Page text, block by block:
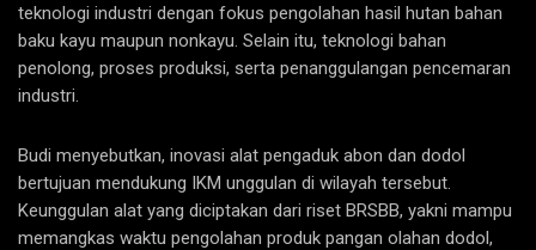
teknologi industri dengan fokus pengolahan hasil hutan bahan
baku kayu maupun nonkayu. Selain itu, teknologi bahan
penolong, proses produksi, serta penanggulangan pencemaran
industri.
Budi menyebutkan, inovasi alat pengaduk abon dan dodol
bertujuan mendukung IKM unggulan di wilayah tersebut.
Keunggulan alat yang diciptakan dari riset BRSBB, yakni mampu
memangkas waktu pengolahan produk pangan olahan dodol,